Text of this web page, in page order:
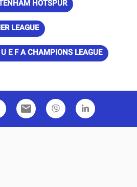
HOTSPUR
LEAGUE
F A CHAMPIONS LEAGUE
email